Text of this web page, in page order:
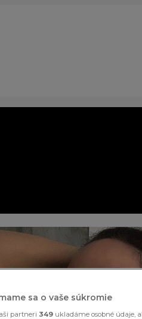
sa o vaše súkromie
partneri 349 ukladáme osobné údaje,